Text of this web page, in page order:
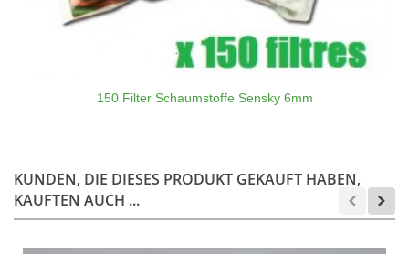
150 Filter Schaumstoffe Sensky 6mm
KUNDEN, DIE DIESES PRODUKT GEKAUFT HABEN,
KAUFTEN AUCH ...